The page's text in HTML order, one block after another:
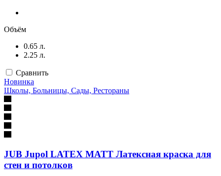
Объём
0.65 л.
2.25 л.
Сравнить
Новинка
Школы, Больницы, Сады, Рестораны
JUB Jupol LATEX MATT Латексная краска для
стен и потолков